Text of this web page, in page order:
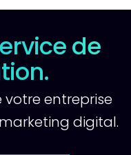
de
votre entreprise
digital.